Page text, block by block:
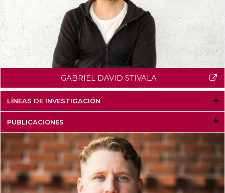
GABRIEL DAVID STIVALA
LÍNEAS DE INVESTIGACIÓN
PUBLICACIONES